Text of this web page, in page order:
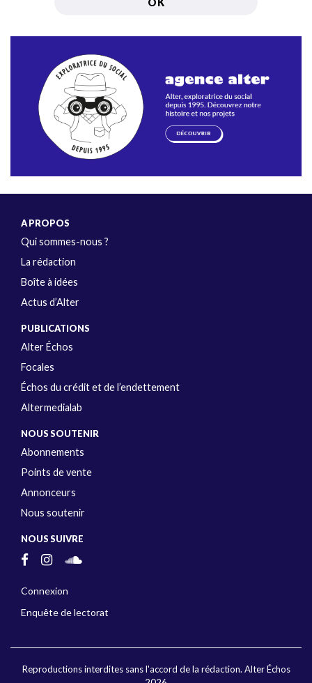
A PROPOS
Qui sommes-nous ?
La rédaction
Boîte à idées
Actus d’Alter
PUBLICATIONS
Alter Échos
Focales
Échos du crédit et de l’endettement
Altermedialab
NOUS SOUTENIR
Abonnements
Points de vente
Annonceurs
Nous soutenir
NOUS SUIVRE
Connexion
Enquête de lectorat
Reproductions interdites sans l'accord de la rédaction. Alter Échos